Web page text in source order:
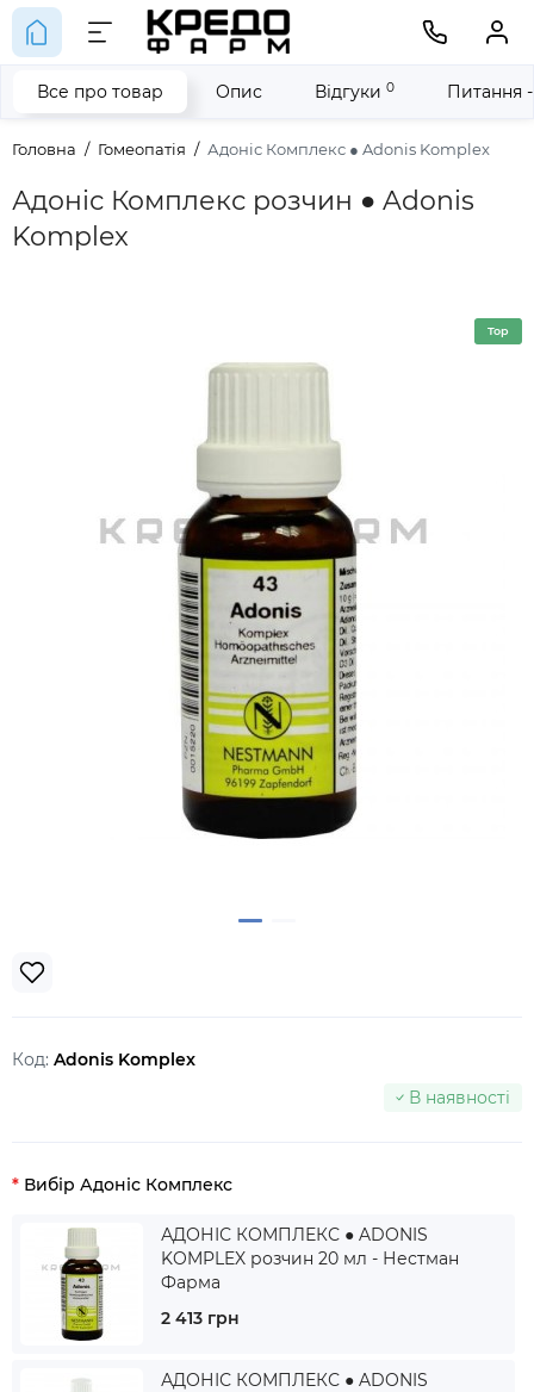
Головна Гомеопатія Адоніс Комплекс ● Adonis Komplex
Адоніс Комплекс розчин ● Adonis
Komplex
Все про товар Опис Відгуки 0 Питання
Top
Код: Adonis Komplex
В наявності
Вибір Адоніс Комплекс
АДОНІС КОМПЛЕКС ● ADONIS
KOMPLEX розчин 20 мл - Нестман
Фарма
2 413 грн
АДОНІС КОМПЛЕКС ● ADONIS